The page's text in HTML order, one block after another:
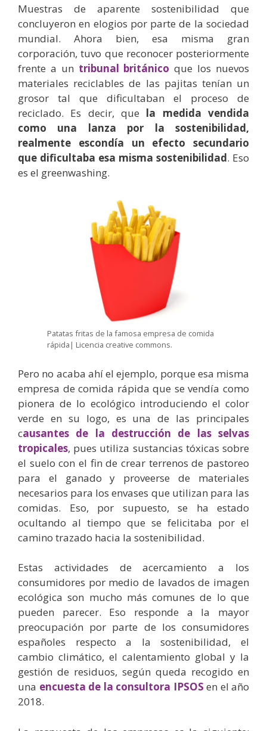
Muestras de aparente sostenibilidad que
concluyeron en elogios por parte de la sociedad
mundial. Ahora bien, esa misma gran
corporación, tuvo que reconocer posteriormente
frente a un tribunal británico que los nuevos
materiales reciclables de las pajitas tenían un
grosor tal que dificultaban el proceso de
reciclado. Es decir, que la medida vendida
como una lanza por la sostenibilidad,
realmente escondía un efecto secundario
que dificultaba esa misma sostenibilidad. Eso
es el greenwashing.
Patatas fritas de la famosa empresa de comida
rápida| Licencia creative commons.
Pero no acaba ahí el ejemplo, porque esa misma
empresa de comida rápida que se vendía como
pionera de lo ecológico introduciendo el color
verde en su logo, es una de las principales
causantes de la destrucción de las selvas
tropicales, pues utiliza sustancias tóxicas sobre
el suelo con el fin de crear terrenos de pastoreo
para el ganado y proveerse de materiales
necesarios para los envases que utilizan para las
comidas. Eso, por supuesto, se ha estado
ocultando al tiempo que se felicitaba por el
camino trazado hacia la sostenibilidad.
Estas actividades de acercamiento a los
consumidores por medio de lavados de imagen
ecológica son mucho más comunes de lo que
pueden parecer. Eso responde a la mayor
preocupación por parte de los consumidores
españoles respecto a la sostenibilidad, el
cambio climático, el calentamiento global y la
gestión de residuos, según queda recogido en
una encuesta de la consultora IPSOS en el año
2018.